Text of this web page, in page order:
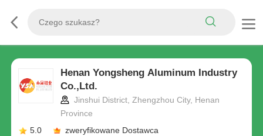
Henan Yongsheng Aluminum Industry
Co.,Ltd.
Jinshui District, Zhengzhou City, Henan
Province
5.0
zweryfikowane Dostawca